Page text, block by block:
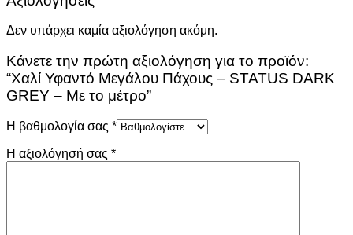
Δεν υπάρχει καμία αξιολόγηση ακόμη.
Κάνετε την πρώτη αξιολόγηση για το προϊόν:
“Χαλί Υφαντό Μεγάλου Πάχους – STATUS DARK
GREY – Με το μέτρο”
Η βαθμολογία σας *
Η αξιολόγησή σας *